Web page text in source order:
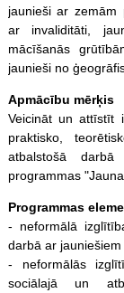
jaunieši ar zemām
ar invaliditāti,
mācīšanās
jaunieši no
Apmācību mērķis
Veicināt un attīstīt
praktisko,
atbalstošā
programmas
Programmas
- neformālā
darbā ar
- neformālās
sociālajā un